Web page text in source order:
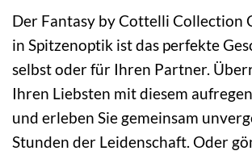
Der Fantasy by Cottelli Collection
in Spitzenoptik ist das perfekte
selbst oder für Ihren Partner.
Ihren Liebsten mit diesem
und erleben Sie gemeinsam
Stunden der Leidenschaft. Oder